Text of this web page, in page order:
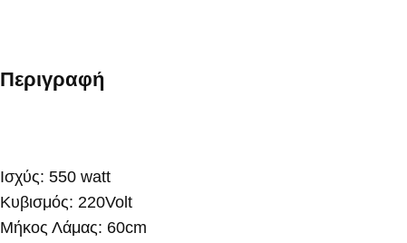
Περιγραφή
Ισχύς: 550 watt
Κυβισμός: 220Volt
Μήκος Λάμας: 60cm